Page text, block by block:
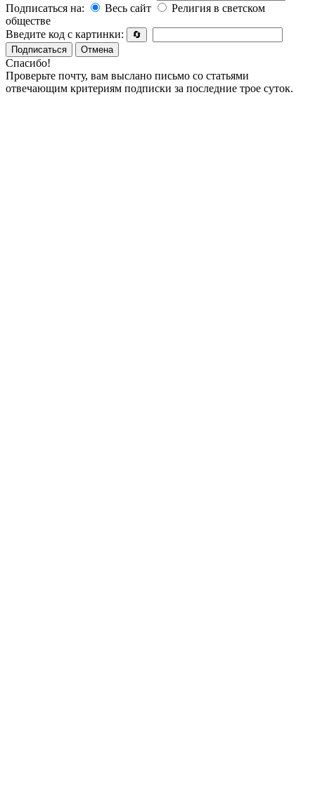
Подписаться на:
Весь сайт
Религия в светском
обществе
Введите код с картинки:
🔄
Подписаться
Отмена
Спасибо!
Проверьте почту, вам выслано письмо со статьями
отвечающим критериям подписки за последние трое суток.